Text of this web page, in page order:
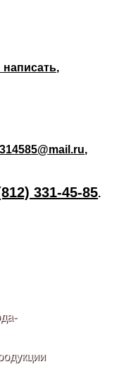
,
,
331-45-85.